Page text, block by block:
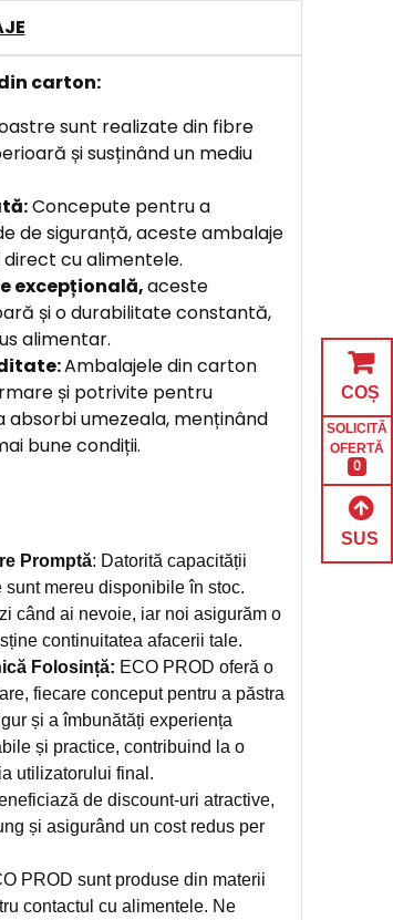
carton:
sunt realizate din fibre
și susținând un mediu
Concepute pentru a
de siguranță, aceste ambalaje
cu alimentele.
excepțională,aceste
și o durabilitate constantă,
alimentar.
Ambalajele din carton
și potrivite pentru
umezeala, menținând
bune condiții.
Promptă: Datorită capacității
mereu disponibile în stoc.
când ai nevoie, iar noi asigurăm o
continuitatea afacerii tale.
Folosință: ECO PROD oferă o
fiecare conceput pentru a păstra
și a îmbunătăți experiența
și practice, contribuind la o
utilizatorului final.
de discount-uri atractive,
și asigurând un cost redus per
PROD sunt produse din materii
contactul cu alimentele. Ne
COȘ
SOLICITĂ
OFERTĂ
0
SUS